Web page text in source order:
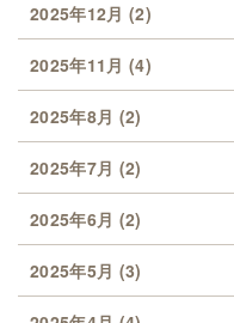
2025年12月 (2)
2025年11月 (4)
2025年8月 (2)
2025年7月 (2)
2025年6月 (2)
2025年5月 (3)